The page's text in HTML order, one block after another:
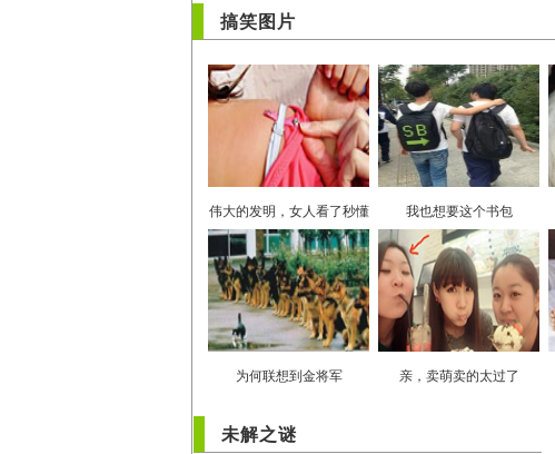
搞笑图片
伟大的发明，女人看了秒懂 我也想要这个书包
为何联想到金将军 亲，卖萌卖的太过了
未解之谜